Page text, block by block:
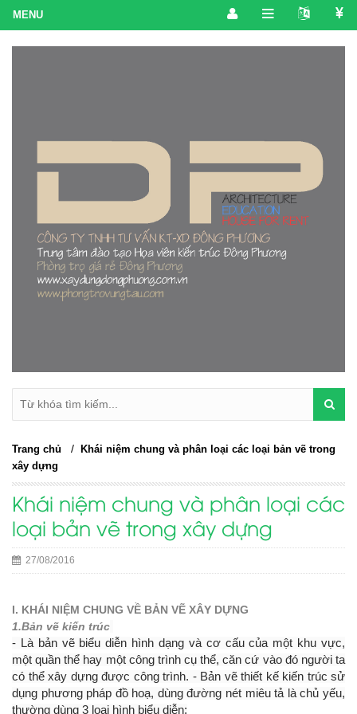
Trang chủ /
Khái niệm chung và phân loại các loại bản vẽ trong
xây dựng
Khái niệm chung và phân loại các
loại bản vẽ trong xây dựng
27/08/2016
I. KHÁI NIỆM CHUNG VỀ BẢN VẼ XÂY DỰNG
1.Bản vẽ kiến trúc
- Là bản vẽ biểu diễn hình dạng và cơ cấu của một khu vực,
một quần thể hay một công trình cụ thể, căn cứ vào đó người ta
có thể xây dựng được công trình. - Bản vẽ thiết kế kiến trúc sử
dụng phương pháp đồ hoạ, dùng đường nét miêu tả là chủ yếu,
thường dùng 3 loại hình biểu diễn: